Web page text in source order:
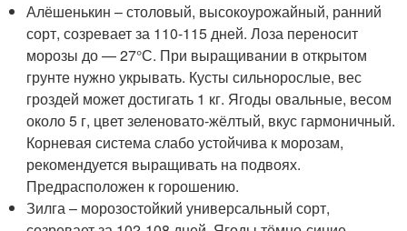
Алёшенькин – столовый, высокоурожайный, ранний
сорт, созревает за 110-115 дней. Лоза переносит
морозы до — 27°С. При выращивании в открытом
грунте нужно укрывать. Кусты сильнорослые, вес
гроздей может достигать 1 кг. Ягоды овальные, весом
около 5 г, цвет зеленовато-жёлтый, вкус гармоничный.
Корневая система слабо устойчива к морозам,
рекомендуется выращивать на подвоях.
Предрасположен к горошению.
Зилга – морозостойкий универсальный сорт,